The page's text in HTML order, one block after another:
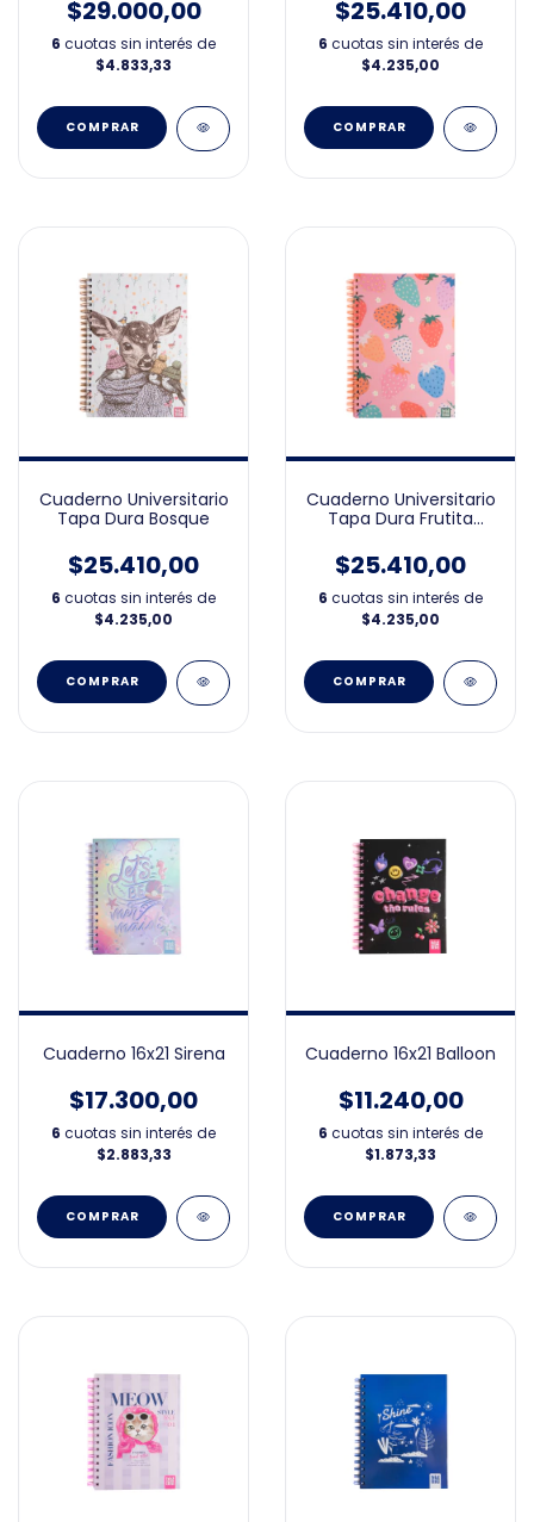
$29.000,00
6 cuotas sin interés de
$4.833,33
$25.410,00
6 cuotas sin interés de
$4.235,00
Cuaderno Universitario
Tapa Dura Bosque
$25.410,00
6 cuotas sin interés de
$4.235,00
Cuaderno Universitario
Tapa Dura Frutita
$25.410,00
6 cuotas sin interés de
$4.235,00
Cuaderno 16x21 Sirena
$17.300,00
6 cuotas sin interés de
$2.883,33
Cuaderno 16x21 Balloon
$11.240,00
6 cuotas sin interés de
$1.873,33